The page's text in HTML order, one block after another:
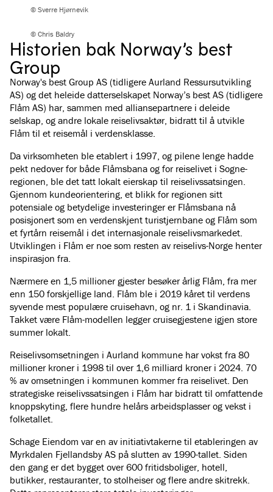
© Sverre Hjørnevik
© Chris Baldry
Historien bak Norway’s best
Group
Norway's best Group AS (tidligere Aurland Ressursutvikling
AS) og det heleide datterselskapet Norway’s best AS (tidligere
Flåm AS) har, sammen med alliansepartnere i deleide
selskap, og andre lokale reiselivsaktør, bidratt til å utvikle
Flåm til et reisemål i verdensklasse.
Da virksomheten ble etablert i 1997, og pilene lenge hadde
pekt nedover for både Flåmsbana og for reiselivet i Sogne-
regionen, ble det tatt lokalt eierskap til reiselivssatsingen.
Gjennom kundeorientering, et blikk for regionen sitt
potensiale og betydelige investeringer er Flåmsbana nå
posisjonert som en verdenskjent turistjernbane og Flåm som
et fyrtårn reisemål i det internasjonale reiselivsmarkedet.
Utviklingen i Flåm er noe som resten av reiselivs-Norge henter
inspirasjon fra.
Nærmere en 1,5 millioner gjester besøker årlig Flåm, fra mer
enn 150 forskjellige land. Flåm ble i 2019 kåret til verdens
syvende mest populære cruisehavn, og nr. 1 i Skandinavia.
Takket være Flåm-modellen legger cruisegjestene igjen store
summer lokalt.
Reiselivsomsetningen i Aurland kommune har vokst fra 80
millioner kroner i 1998 til over 1,6 milliard kroner i 2024. 70
% av omsetningen i kommunen kommer fra reiselivet. Den
strategiske reiselivssatsingen i Flåm har bidratt til omfattende
knoppskyting, flere hundre helårs arbeidsplasser og vekst i
folketallet.
Schage Eiendom var en av initiativtakerne til etableringen av
Myrkdalen Fjellandsby AS på slutten av 1990-tallet. Siden
den gang er det bygget over 600 fritidsboliger, hotell,
butikker, restauranter, to stolheiser og flere andre skitrekk.